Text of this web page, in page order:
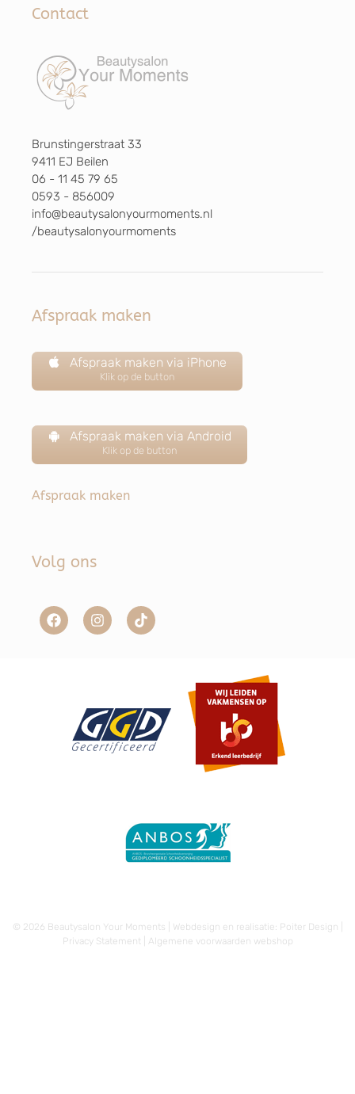
Contact
Brunstingerstraat 33
9411 EJ Beilen
06 - 11 45 79 65
0593 - 856009
info@beautysalonyourmoments.nl
/beautysalonyourmoments
Afspraak maken
Afspraak maken via iPhone
Klik op de button
Afspraak maken via Android
Klik op de button
Afspraak maken
Volg ons
© 2026 Beautysalon Your Moments | Webdesign en realisatie: Poiter Design
Privacy Statement| Algemene voorwaarden webshop